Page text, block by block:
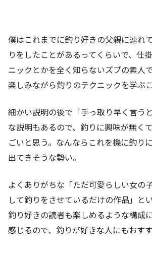
僕はこれまでに釣り好きの父親に連れ
りをしたことがあるってくらいで、仕
ニックとかを全く知らないズブの素人
楽しみながら釣りのテクニックを学ぶ
細かい説明の後で「手っ取り早く言う
な説明もあるので、釣りに興味が無く
ごいと思う。なんならこれを機に釣り
出てきそうな勢い。
よくありがちな「ただ可愛らしい女の
して釣りをさせているだけの作品」と
釣り好きの読者も楽しめるような構成
感じるので、釣りが好きな人にもおす